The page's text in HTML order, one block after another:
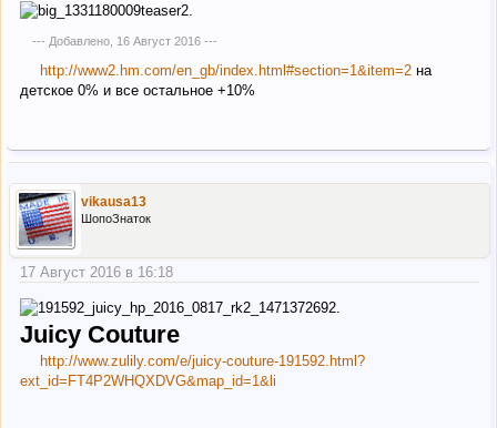
--- Добавлено, 16 Август 2016---
http://www2.hm.com/en_gb/index.html#section=1&item=2 на
детское 0% и все остальное +10%
vikausa13
ШопоЗнаток
17 Август 2016 в 16:18
Juicy Couture
http://www.zulily.com/e/juicy-couture-191592.html?
ext_id=FT4P2WHQXDVG&map_id=1&li